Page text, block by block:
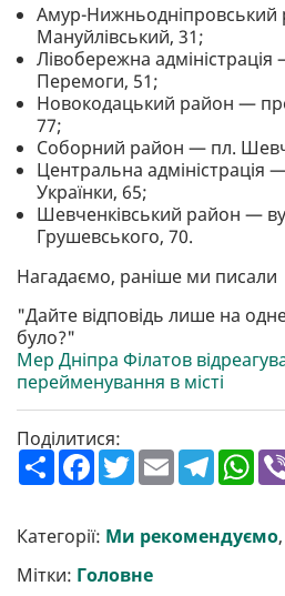
Амур-
Мануйлівський, 31;
Лівобережна адміністрація
Перемоги, 51;
Новокодацький район —
77;
Соборний район — пл.
Центральна адміністрація
Українки, 65;
Шевченківський район —
Грушевського, 70.
Нагадаємо, раніше ми писали
"Дайте відповідь лише на
було?"
Мер Дніпра Філатов
перейменування в місті
Поділитися:
П
о
ш
р
и
и
F
a
c
b
o
k
T
w
e
E
m
a
l
T
e
g
r
W
h
a
s
A
Категорії: Ми рекомендуємо,
Мітки: Головне